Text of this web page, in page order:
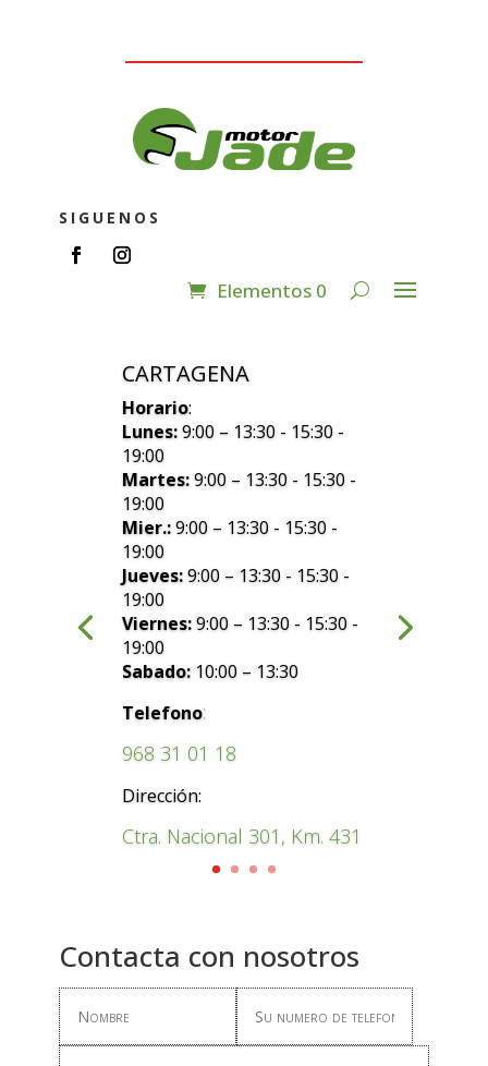
SIGUENOS
Elementos 0
CARTAGENA
Horario:
Lunes:9:00 – 13:30 - 15:30 -
19:00
Martes:9:00 – 13:30 - 15:30 -
19:00
Mier.:9:00 – 13:30 - 15:30 -
19:00
Jueves:9:00 – 13:30 - 15:30 -
19:00
Viernes:9:00 – 13:30 - 15:30 -
19:00
Sabado: 10:00 – 13:30
Telefono:
968 31 01 18
Dirección:
Ctra. Nacional 301, Km. 431
Contacta con nosotros